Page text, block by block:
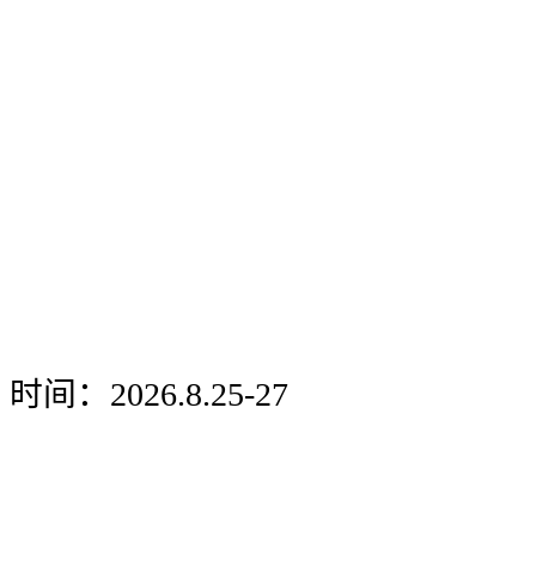
时间：2026.8.25-27